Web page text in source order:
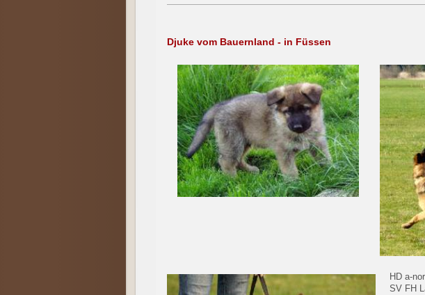
Djuke vom Bauernland - in Füssen
HD a-
SV FH